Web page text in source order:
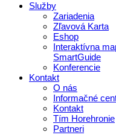
Služby
Zariadenia
Zľavová Karta
Eshop
Interaktívna
SmartGuide
Konferencie
Kontakt
O nás
Informačné
Kontakt
Tím Horehronie
Partneri